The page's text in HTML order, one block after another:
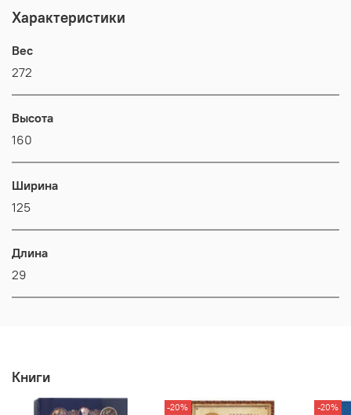
Характеристики
Вес
272
Высота
160
Ширина
125
Длина
29
Книги
-20% -20%